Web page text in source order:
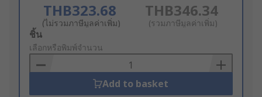
THB323.68
(ไม่รวมภาษีมูลค่าเพิ่ม)
THB346.34
(รวมภาษีมูลค่าเพิ่ม)
Add
to
Basket
ชิ้น
เลือกหรือพิมพ์จำนวน
Add to basket